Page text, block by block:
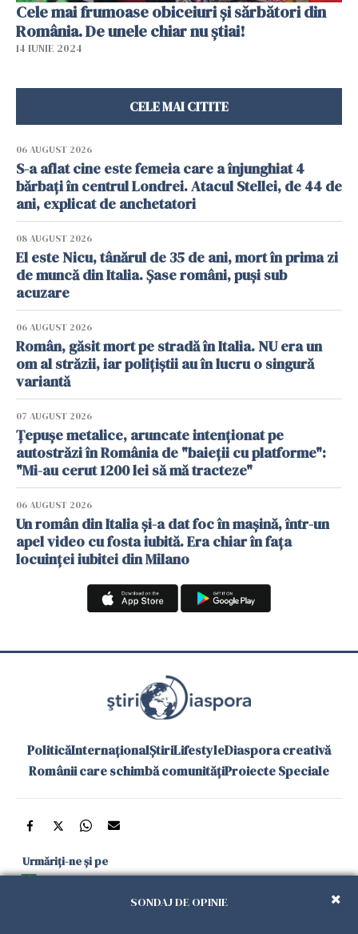
Cele mai frumoase obiceiuri și sărbători din
România. De unele chiar nu știai!
14 IUNIE 2024
CELE MAI CITITE
06 AUGUST 2026
S-a aflat cine este femeia care a înjunghiat 4
bărbați în centrul Londrei. Atacul Stellei, de 44 de
ani, explicat de anchetatori
08 AUGUST 2026
El este Nicu, tânărul de 35 de ani, mort în prima zi
de muncă din Italia. Șase români, puși sub
acuzare
06 AUGUST 2026
Român, găsit mort pe stradă în Italia. NU era un
om al străzii, iar polițiștii au în lucru o singură
variantă
07 AUGUST 2026
Țepușe metalice, aruncate intenționat pe
autostrăzi în România de "baieții cu platforme":
"Mi-au cerut 1200 lei să mă tracteze"
06 AUGUST 2026
Un român din Italia și-a dat foc în mașină, într-un
apel video cu fosta iubită. Era chiar în fața
locuinței iubitei din Milano
PoliticăInternaționalȘtiriLifestyleDiaspora creativă
Românii care schimbă comunitățiProiecte Speciale
Urmăriți-ne și pe
și în aplicațiile mobileSONDAJ DE OPINIE